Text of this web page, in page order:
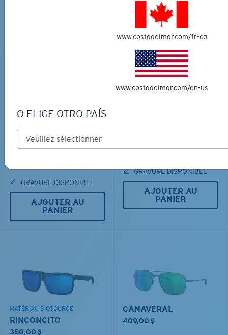
Découvrez des lunettes conçues pour chaque aventure
RINCON
GRAVURE DISPONIBLE
AJOUTER AU
PANIER
GRAVURE DISPONIBLE
AJOUTER AU
PANIER
MATÉRIAU BIOSOURCÉ
RINCONCITO
350,00 $
CANAVERAL
409,00 $
www.costadelmar.com/fr-ca
www.costadelmar.com/en-us
O ELIGE OTRO PAÍS